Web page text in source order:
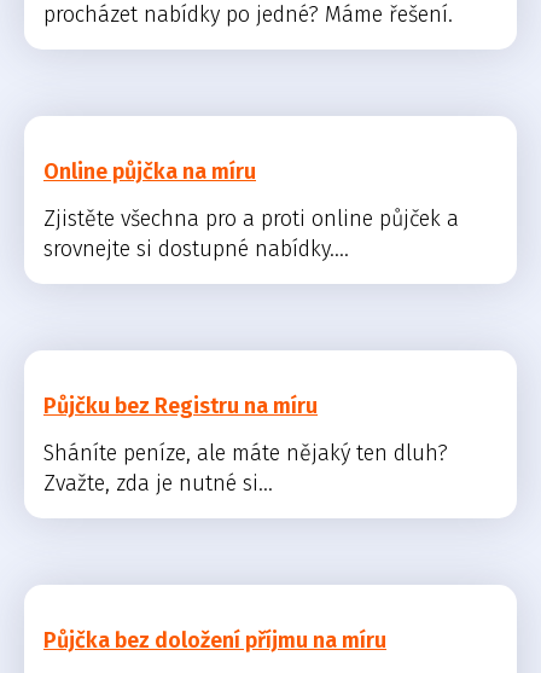
procházet nabídky po jedné? Máme řešení.
Online půjčka na míru
Zjistěte všechna pro a proti online půjček a
srovnejte si dostupné nabídky....
Půjčku bez Registru na míru
Sháníte peníze, ale máte nějaký ten dluh?
Zvažte, zda je nutné si...
Půjčka bez doložení příjmu na míru